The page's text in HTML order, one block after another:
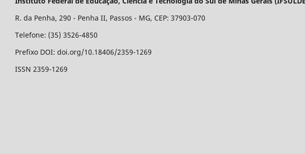
R. da Penha, 290 - Penha II, Passos - MG, CEP: 37903-070
Telefone: (35) 3526-4850
Prefixo DOI: doi.org/10.18406/2359-1269
ISSN 2359-1269